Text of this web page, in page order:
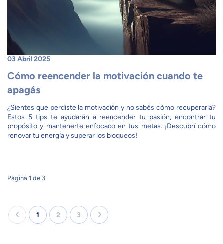
Cómo reencender la motivación cuando te
apagás
03 Abril 2025
¿Sientes que perdiste la motivación y no sabés cómo recuperarla?
Estos 5 tips te ayudarán a reencender tu pasión, encontrar tu
propósito y mantenerte enfocado en tus metas. ¡Descubrí cómo
renovar tu energía y superar los bloqueos!
Página 1 de 3
1 2 3